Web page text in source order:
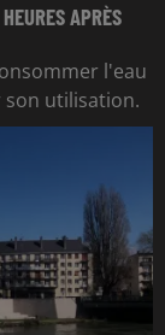
APRÈS
l'eau
utilisation.